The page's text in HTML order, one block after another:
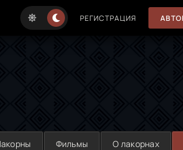
РЕГИСТРАЦИЯ
Фильмы О лакорнах